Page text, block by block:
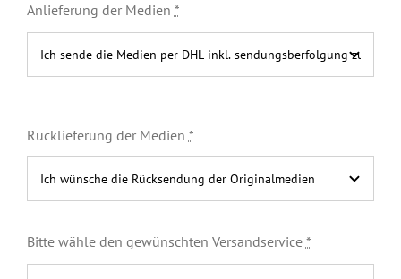
Anlieferung der Medien *
Rücklieferung der Medien *
Bitte wähle den gewünschten Versandservice *